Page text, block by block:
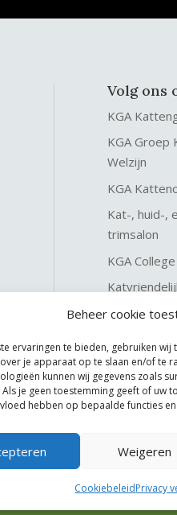
Beheer cookie
ervaringen te bieden, gebruiken
je apparaat op te slaan en/of te
kunnen wij gegevens zoals
je geen toestemming geeft of uw
hebben op bepaalde functies
Weigeren
CookiebeleidPrivacy
Volg ons
KGA
KGA Groep
Welzijn
KGA
Kat-, huid-,
trimsalon
KGA College
KGA
Website made